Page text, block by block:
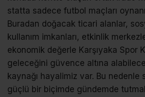
statta sadece futbol maçları
Buradan doğacak ticari alanlar,
kullanım imkanları, etkinlik
ekonomik değerle Karşıyaka Spor
geleceğini güvence altına
kaynağı hayalimiz var. Bu nedenle
güçlü bir biçimde gündemde